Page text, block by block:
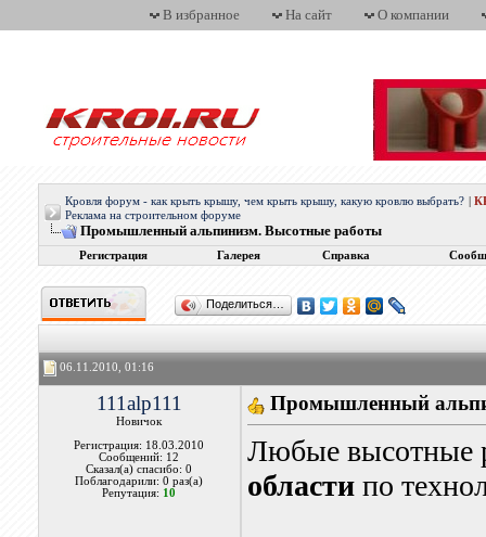
В избранное На сайт О компании
Кровля форум - как крыть крышу, чем крыть крышу, какую кровлю выбрать?
Реклама на строительном форуме
Промышленный альпинизм. Высотные работы
Регистрация Галерея Справка
Поделиться…
06.11.2010, 01:16
111alp111
Новичок
Регистрация: 18.03.2010
Сообщений: 12
Сказал(а) спасибо: 0
Поблагодарили: 0 раз(а)
Репутация: 10
Промышленный
Любые высотные
областипо